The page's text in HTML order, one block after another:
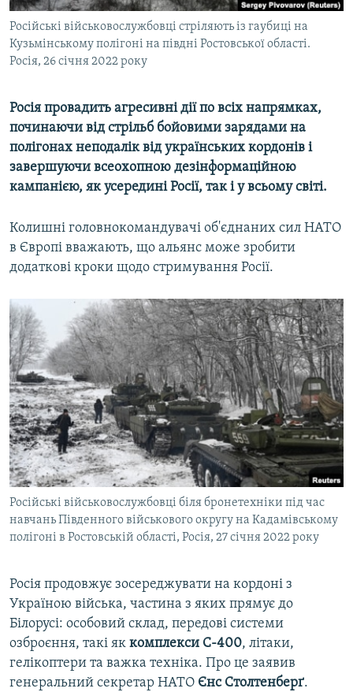
Усі сайти RFE/RL
Російські військовослужбовці стріляють із гаубиці на
Кузьмінському полігоні на півдні Ростовської області.
Росія, 26 січня 2022 року
Росія провадить агресивні дії по всіх напрямках,
починаючи від стрільб бойовими зарядами на
полігонах неподалік від українських кордонів і
завершуючи всеохопною дезінформаційною
кампанією, як усередині Росії, так і у всьому світі.
Колишні головнокомандувачі об'єднаних сил НАТО
в Європі вважають, що альянс може зробити
додаткові кроки щодо стримування Росії.
Російські військовослужбовці біля бронетехніки під час
навчань Південного військового округу на Кадамівському
полігоні в Ростовській області, Росія, 27 січня 2022 року
Росія продовжує зосереджувати на кордоні з
Україною війська, частина з яких прямує до
Білорусі: особовий склад, передові системи
озброєння, такі як комплекси С-400, літаки,
гелікоптери та важка техніка. Про це заявив
генеральний секретар НАТО Єнс Столтенберґ.